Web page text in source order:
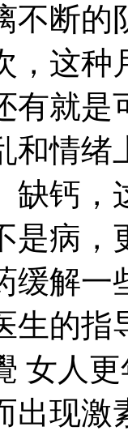
不断的
，这种
有就是
和情绪
缺钙，
是病
缓解一
生的指
女人
出现